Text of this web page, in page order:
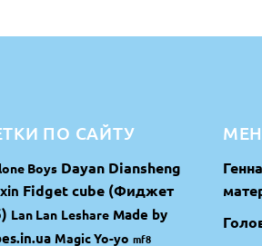
ПО САЙТУ
Boys Dayan Diansheng
Fidget cube (Фиджет
Lan Lan Leshare Made by
Magic Yo-yo mf8